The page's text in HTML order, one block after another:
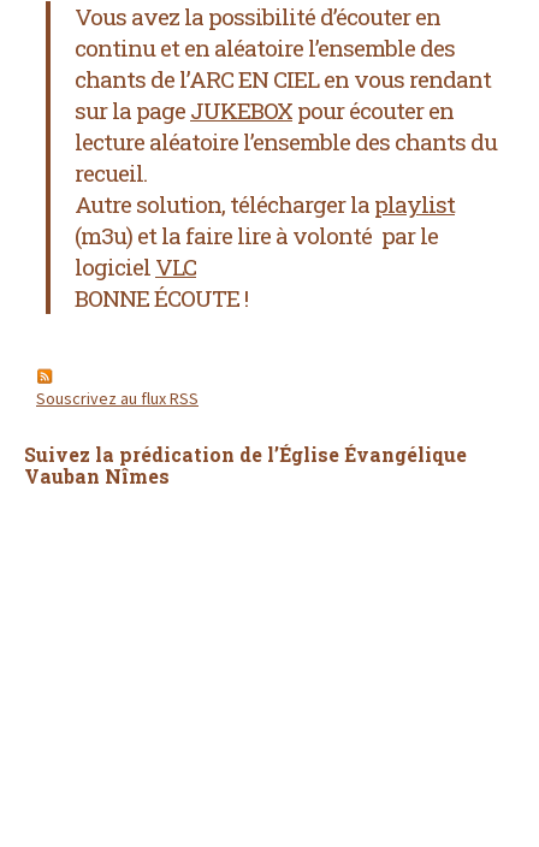
Vous avez la possibilité d’écouter en
continu et en aléatoire l’ensemble des
chants de l’ARC EN CIELen vous rendant
sur la page JUKEBOX pour écouter en
lecture aléatoire l’ensemble des chants du
recueil.
Autre solution, télécharger la playlist
(m3u) et la faire lire à volonté par le
logiciel VLC
BONNE ÉCOUTE !
Souscrivez au flux RSS
Suivez la prédication de l’Église Évangélique
Vauban Nîmes